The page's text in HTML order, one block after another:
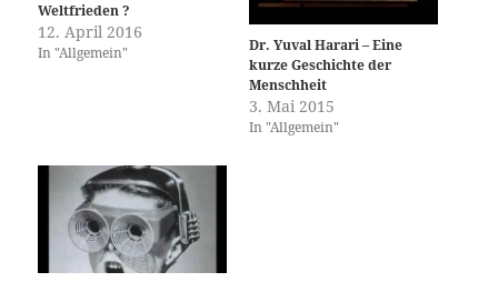
Weltfrieden ?
12. April 2016
In "Allgemein"
Dr. Yuval Harari – Eine
kurze Geschichte der
Menschheit
3. Mai 2015
In "Allgemein"